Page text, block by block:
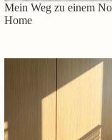
Mein Weg zu einem
Home